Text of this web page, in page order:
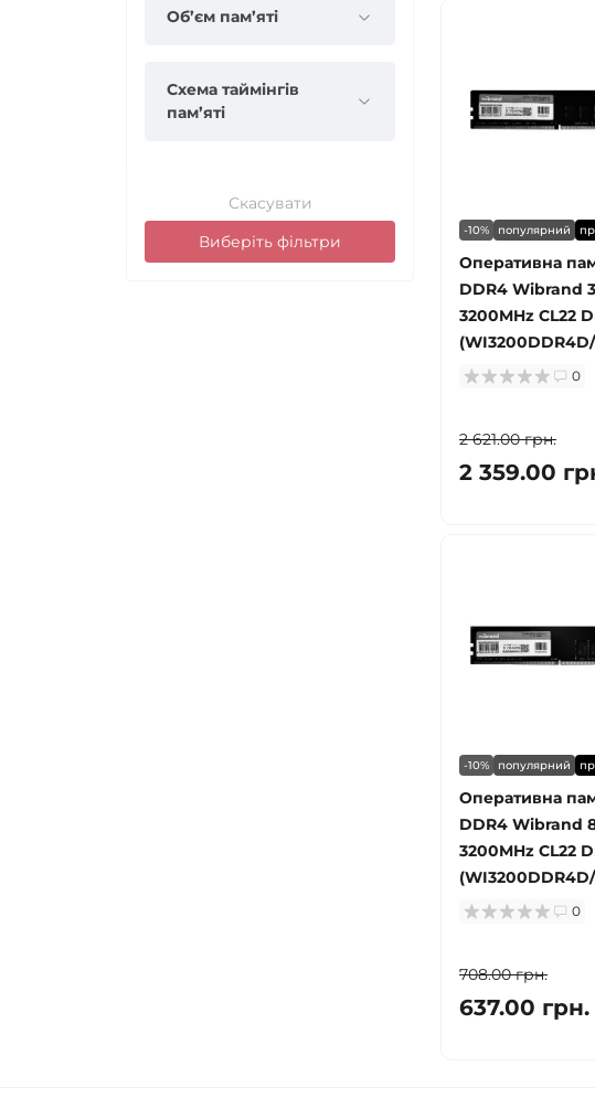
Об’єм пам’яті
Схема таймінгів
пам’яті
Скасувати
Виберіть фільтри
-10% популярний
Оперативна
DDR4 Wibrand
3200MHz CL22
0
2 621.00 грн.
2 359.00
-10% популярний
Оперативна
DDR4 Wibrand
3200MHz CL22
0
708.00 грн.
637.00 грн.